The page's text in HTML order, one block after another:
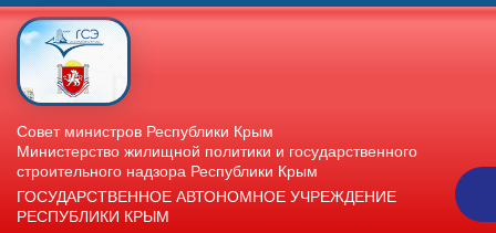
Совет министров Республики Крым
Министерство жилищной политики и государственного
строительного надзора Республики Крым
ГОСУДАРСТВЕННОЕ АВТОНОМНОЕ УЧРЕЖДЕНИЕ
РЕСПУБЛИКИ КРЫМ